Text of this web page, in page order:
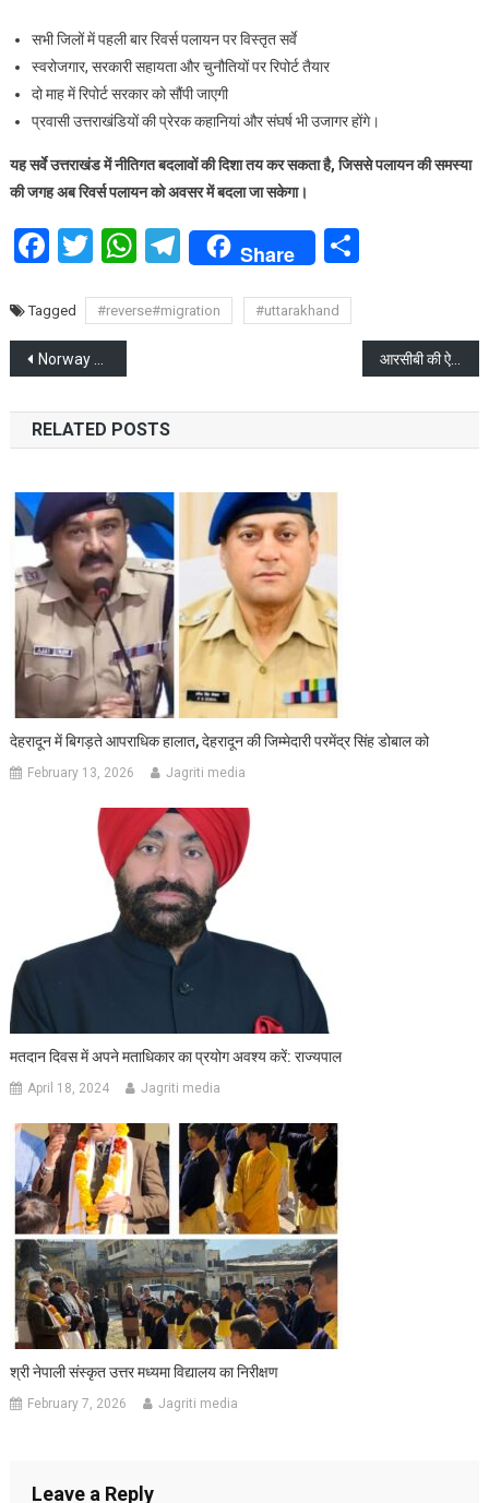
सभी जिलों में पहली बार रिवर्स पलायन पर विस्तृत सर्वे
स्वरोजगार, सरकारी सहायता और चुनौतियों पर रिपोर्ट तैयार
दो माह में रिपोर्ट सरकार को सौंपी जाएगी
प्रवासी उत्तराखंडियों की प्रेरक कहानियां और संघर्ष भी उजागर होंगे।
यह सर्वे उत्तराखंड में नीतिगत बदलावों की दिशा तय कर सकता है, जिससे पलायन की समस्या
की जगह अब रिवर्स पलायन को अवसर में बदला जा सकेगा।
Facebook
Twitter
WhatsApp
Telegram
Share Share
Tagged #reverse#migration #uttarakhand
Post
navigation
Norway Chess 2025 अपडेट: Gukesh की शानदार जीत और अब हार के बाद, क्या मुमकिन है मेडल? आरसीबी की ऐतिहासिक जीत पर बेंगलुरु में जश्न का तूफान, विधान सौधा से चिन्नास्वामी तक जुलूस
RELATED POSTS
देहरादून में बिगड़ते आपराधिक हालात, देहरादून की जिम्मेदारी परमेंद्र सिंह डोबाल को
February 13, 2026 Jagriti media
मतदान दिवस में अपने मताधिकार का प्रयोग अवश्य करें: राज्यपाल
April 18, 2024 Jagriti media
श्री नेपाली संस्कृत उत्तर मध्यमा विद्यालय का निरीक्षण
February 7, 2026 Jagriti media
Leave a Reply